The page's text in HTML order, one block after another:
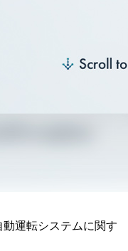
運転システムに関す